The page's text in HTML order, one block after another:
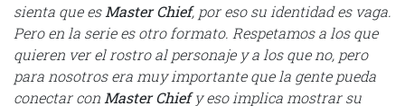
sienta que es Master Chief, por eso su identidad es vaga.
Pero en la serie es otro formato. Respetamos a los que
quieren ver el rostro al personaje y a los que no, pero
para nosotros era muy importante que la gente pueda
conectar con Master Chiefy eso implica mostrar su